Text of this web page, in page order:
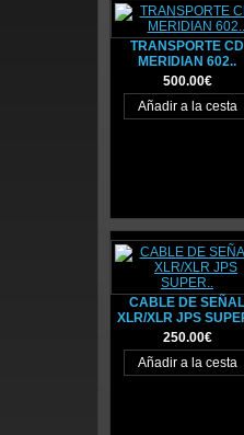
TRANSPORTE CD
MERIDIAN 602..
500.00€
CABLE DE SEÑAL
XLR/XLR JPS
250.00€